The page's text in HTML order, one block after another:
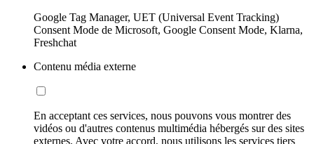
Google Tag Manager, UET (Universal Event Tracking)
Consent Mode de Microsoft, Google Consent Mode, Klarna,
Freshchat
Contenu média externe
En acceptant ces services, nous pouvons vous montrer des
vidéos ou d'autres contenus multimédia hébergés sur des sites
externes. Avec votre accord, nous utilisons les services tiers